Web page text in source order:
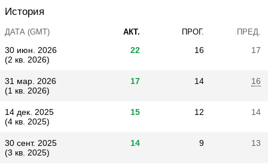
История
ДАТА (GMT) АКТ. ПРОГ. ПРЕД.
30 июн. 2026
(2 кв. 2026)
22 16 17
31 мар. 2026
(1 кв. 2026)
17 14 16
14 дек. 2025
(4 кв. 2025)
15 12 14
30 сент. 2025
(3 кв. 2025)
14 9 13